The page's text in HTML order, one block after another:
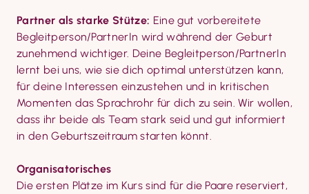
Partner als starke Stütze: Eine gut vorbereitete
Begleitperson/PartnerIn wird während der Geburt
zunehmend wichtiger. Deine Begleitperson/PartnerIn
lernt bei uns, wie sie dich optimal unterstützen kann,
für deine Interessen einzustehen und in kritischen
Momenten das Sprachrohr für dich zu sein. Wir wollen,
dass ihr beide als Team stark seid und gut informiert
in den Geburtszeitraum starten könnt.
Organisatorisches
Die ersten Plätze im Kurs sind für die Paare reserviert,